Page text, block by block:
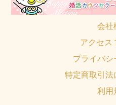
会社
アクセス
プライバシ
特定商取引法
利用